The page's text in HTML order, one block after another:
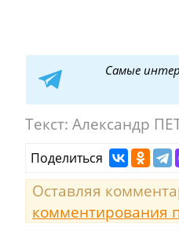
Самые
Текст: Александр
Поделиться
Оставляя
комментирования